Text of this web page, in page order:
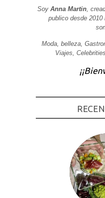
Soy Anna Martin,
publico desde
Moda, belleza,
Viajes,
y estructura
de la web, en
base a cómo
mejor posible
rechaza estas